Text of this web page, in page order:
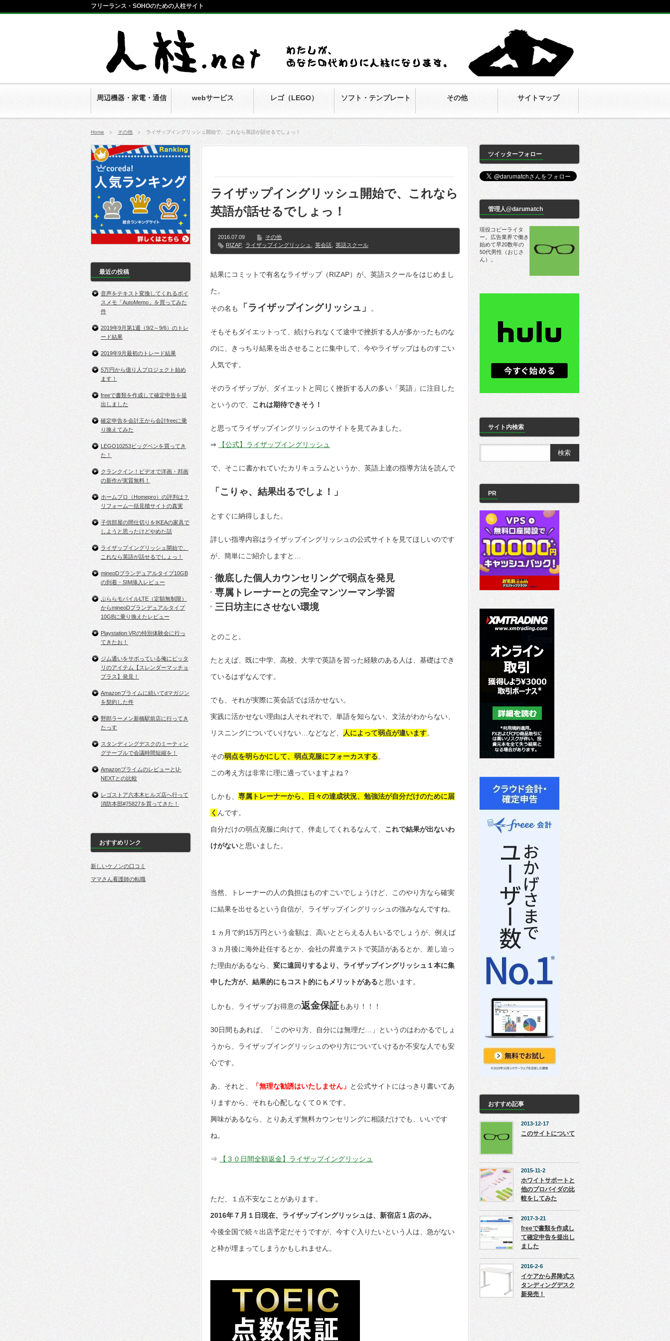
便利商品・サービ
ス自腹レビュー
周辺機器・家電・通信 webサービス レゴ（LEGO） ソフト・テンプレート その他 サイトマップ
フリーランス・SOHOのための人柱サイト
Home その他 ライザップイングリッシュ開始で、これなら英語が話せるでしょっ！
ライザップイングリッシュ開始で、これなら
英語が話せるでしょっ！
2016.07.09
その他
RIZAP, ライザップイングリッシュ 英会話 英語スクール
結果にコミットで有名なライザップ（RIZAP）が、英語スクールをはじめまし
た。
その名も 「ライザップイングリッシュ」 。
そもそもダイエットって、続けられなくて途中で挫折する人が多かったものな
のに、きっちり結果を出させることに集中して、今やライザップはものすごい
人気です。
そのライザップが、ダイエットと同じく挫折する人の多い「英語」に注目した
というので、 これは期待できそう！
と思ってライザップイングリッシュのサイトを見てみました。
⇒ 【公式】ライザップイングリッシュ
で、そこに書かれていたカリキュラムというか、英語上達の指導方法を読んで
「こりゃ、結果出るでしょ！」
とすぐに納得しました。
詳しい指導内容はライザップイングリッシュの公式サイトを見てほしいのです
が、簡単にご紹介しますと…
徹底した個人カウンセリングで弱点を発見
専属トレーナーとの完全マンツーマン学習
三日坊主にさせない環境
とのこと。
たとえば、既に中学、高校、大学で英語を習った経験のある人は、基礎はでき
ているはずなんです。
でも、それが実際に英会話では活かせない。
実践に活かせない理由は人それぞれで、単語を知らない、文法がわからない、
リスニングについていけない…などなど、 人によって弱点が違います。
その弱点を明らかにして、弱点克服にフォーカスする。
この考え方は非常に理に適っていますよね？
しかも、 専属トレーナーから、日々の達成状況、勉強法が自分だけのために届
く んです。
自分だけの弱点克服に向けて、伴走してくれるなんて、 これで結果が出ないわ
けがないと思いました。
当然、トレーナーの人の負担はものすごいでしょうけど、このやり方なら確実
に結果を出せるという自信が、ライザップイングリッシュの強みなんですね。
１ヵ月で約15万円という金額は、高いととらえる人もいるでしょうが、例えば
３ヵ月後に海外赴任するとか、会社の昇進テストで英語があるとか、差し迫っ
た理由があるなら、 変に遠回りするより、ライザップイングリッシュ１本に集
中した方が、結果的にもコスト的にもメリットがあると思います。
しかも、ライザップお得意の返金保証もあり！！！
30日間もあれば、「このやり方、自分には無理だ…」というのはわかるでしょ
うから、ライザップイングリッシュのやり方についていけるか不安な人でも安
心です。
あ、それと、 「無理な勧誘はいたしません」 と公式サイトにはっきり書いてあ
りますから、それも心配しなくてＯＫです。
興味があるなら、とりあえず無料カウンセリングに相談だけでも、いいです
ね。
⇒ 【３０日間全額返金】ライザップイングリッシュ
ただ、１点不安なことがあります。
2016年７月１日現在、ライザップイングリッシュは、新宿店１店のみ。
今後全国で続々出店予定だそうですが、今すぐ入りたいという人は、急がない
と枠が埋まってしまうかもしれません。
最近の投稿
音声をテキスト変換してくれるボイ
スメモ「AutoMemo」を買ってみた
件
2019年9月第1週（9/2～9/6）のトレ
ード結果
2019年9月最初のトレード結果
5万円から億り人プロジェクト始め
ます！
freeで書類を作成して確定申告を提
出しました
確定申告を会計王から会計freeに乗
り換えてみた
LEGO10253ビッグベンを買ってき
た！
クランクイン！ビデオで洋画・邦画
の新作が実質無料！
ホームプロ（Homepro）の評判は？
リフォーム一括見積サイトの真実
子供部屋の間仕切りをIKEAの家具で
しようと思ったけどやめた話
ライザップイングリッシュ開始で、
これなら英語が話せるでしょっ！
mineoDプランデュアルタイプ10GB
の到着・SIM挿入レビュー
ぷららモバイルLTE（定額無制限）
からmineoDプランデュアルタイプ
10GBに乗り換えたレビュー
Playstation VRの特別体験会に行っ
てきたお！
ジム通いをサボっている俺にピッタ
リのアイテム【スレンダーマッチョ
プラス】発見！
Amazonプライムに続いてdマガジン
を契約した件
野郎ラーメン新橋駅前店に行ってき
たっす
スタンディングデスクのミーティン
グテーブルで会議時間短縮を！
AmazonプライムのレビューとU-
NEXTとの比較
レゴストア六本木ヒルズ店へ行って
消防本部#75827を買ってきた！
おすすめリンク
新しいケノンの口コミ
ママさん看護師の転職
ツイッターフォロー
管理人@darumatch
現役コピーライタ
ー。広告業界で働き
始めて早20数年の
50代男性（おじさ
ん）。
サイト内検索
PR
おすすめ記事
2013-12-17
このサイトについて
2015-11-2
ホワイトサポートと
他のプロバイダの比
較をしてみた
2017-3-21
freeで書類を作成し
て確定申告を提出し
ました
2016-2-6
イケアから昇降式ス
タンディングデスク
新発売！